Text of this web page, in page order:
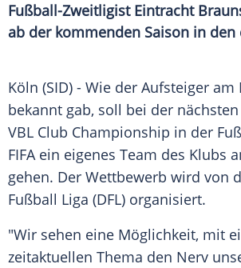
Fußball-Zweitligist Eintracht
ab der kommenden Saison in den
Köln (SID) - Wie der Aufsteiger
bekannt gab, soll bei der
VBL Club Championship in der
FIFAein eigenes Team des Klubs
gehen. Der Wettbewerb wird von
Fußball Liga (DFL) organisiert.
"Wir sehen eine Möglichkeit, mit
zeitaktuellen Thema den Nerv